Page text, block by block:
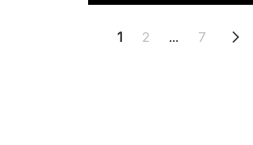
1 2 ... 7